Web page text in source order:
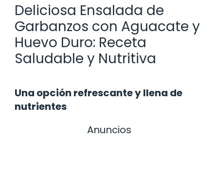
Deliciosa Ensalada de
Garbanzos con Aguacate y
Huevo Duro: Receta
Saludable y Nutritiva
Una opción refrescante y llena de
nutrientes
Anuncios